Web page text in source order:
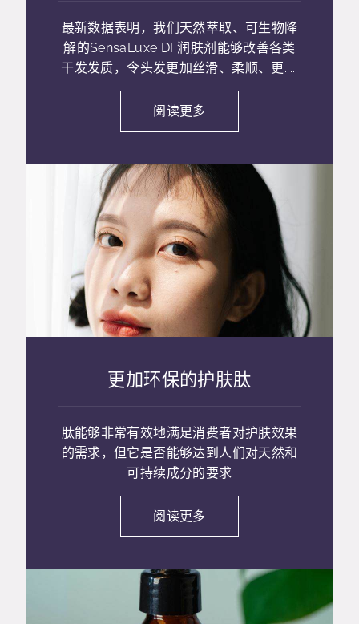
最新数据表明，我们天然萃取、可生物降
解的SensaLuxe DF润肤剂能够改善各类
干发发质，令头发更加丝滑、柔顺、更.....
阅读更多
更加环保的护肤肽
肽能够非常有效地满足消费者对护肤效果
的需求，但它是否能够达到人们对天然和
可持续成分的要求
阅读更多